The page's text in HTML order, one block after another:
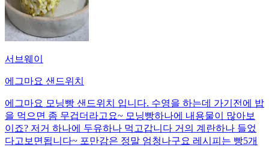
서브웨이
에그마요 샌드위치
에그마요 모닝빵 샌드위치 입니다. 수영을 하는데 가기전에 밥
을 먹으면 좀 무겁더라고요~ 모닝빵하나에 내용물이 많아보
이죠? 저거 하나에 두유하나 먹고갑니다 거의 계란하나 들었
다고보면됩니다~ 포만감은 정말 엄청나구요 레시피는 빵5개